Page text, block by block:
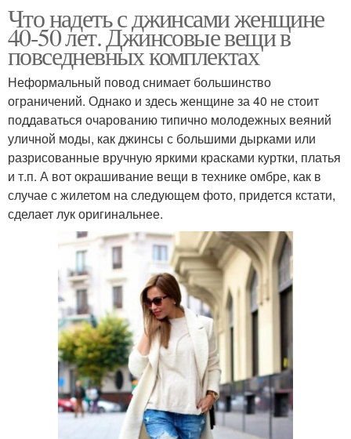
Что надеть с джинсами женщине
40-50 лет. Джинсовые вещи в
повседневных комплектах
Неформальный повод снимает большинство
ограничений. Однако и здесь женщине за 40 не стоит
поддаваться очарованию типично молодежных веяний
уличной моды, как джинсы с большими дырками или
разрисованные вручную яркими красками куртки, платья
и т.п. А вот окрашивание вещи в технике омбре, как в
случае с жилетом на следующем фото, придется кстати,
сделает лук оригинальнее.